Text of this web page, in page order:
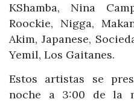
KShamba, Nina
Roockie, Nigga,
Akim, Japanese,
Yemil, Los Gaitanes.
Estos artistas se
noche a 3:00 de la